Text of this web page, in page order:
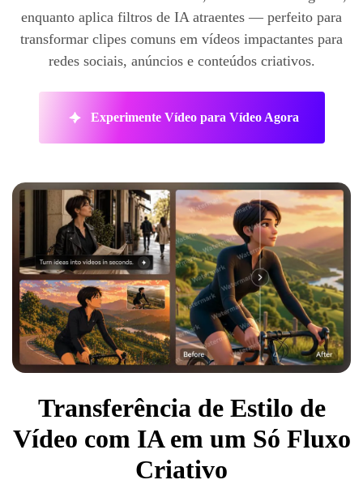
enquanto aplica filtros de IA atraentes — perfeito para
transformar clipes comuns em vídeos impactantes para
redes sociais, anúncios e conteúdos criativos.
Experimente Vídeo para Vídeo Agora
Transferência de Estilo de
Vídeo com IA em um Só Fluxo
Criativo